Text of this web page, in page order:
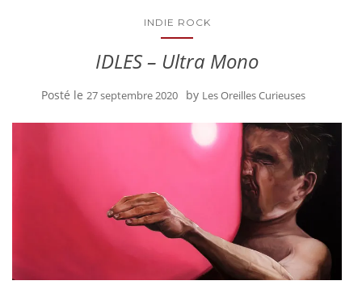
INDIE ROCK
IDLES – Ultra Mono
Posté le 27 septembre 2020 by Les Oreilles Curieuses